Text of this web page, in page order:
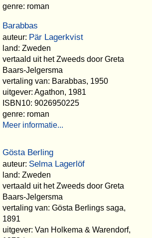
genre: roman
Barabbas
auteur: Pär Lagerkvist
land: Zweden
vertaald uit het Zweeds door Greta
Baars-Jelgersma
vertaling van: Barabbas, 1950
uitgever: Agathon, 1981
ISBN10: 9026950225
genre: roman
Meer informatie...
Gösta Berling
auteur: Selma Lagerlöf
land: Zweden
vertaald uit het Zweeds door Greta
Baars-Jelgersma
vertaling van: Gösta Berlings saga,
1891
uitgever: Van Holkema & Warendorf,